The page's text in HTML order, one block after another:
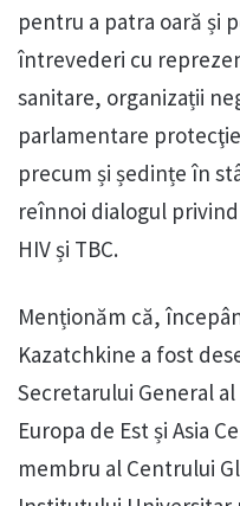
pentru a patra oară și
întrevederi cu
sanitare, organizații
parlamentare
precum și ședințe în
reînnoi dialogul
HIV și TBC.
Menționăm că,
Kazatchkine a fost
Secretarului General
Europa de Est și Asia
membru al Centrului